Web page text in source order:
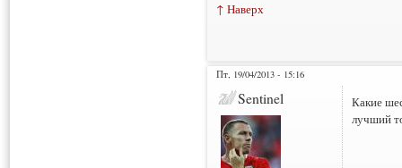
↑ Наверх
Пт, 19/04/2013 - 15:16
Sentinel
Какие
лучший